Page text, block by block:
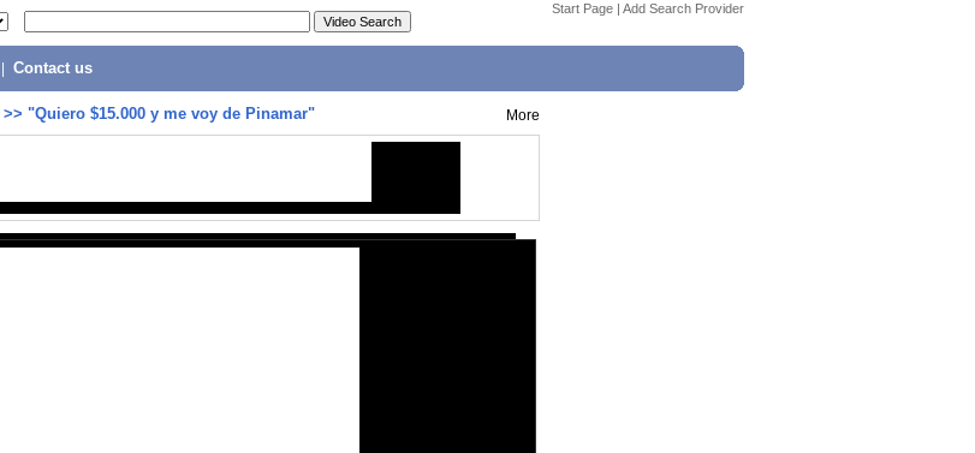
Start Page | Add Search Provider
Contact us
>> "Quiero $15.000 y me voy de Pinamar" More